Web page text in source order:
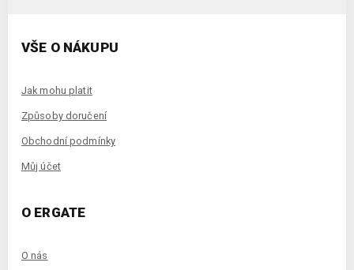
VŠE O NÁKUPU
Jak mohu platit
Způsoby doručení
Obchodní podmínky
Můj účet
O ERGATE
O nás